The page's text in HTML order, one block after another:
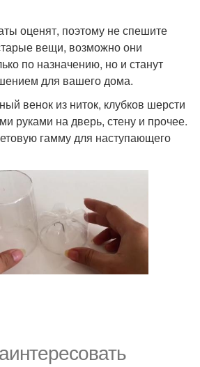
оценят, поэтому не спешите
вещи, возможно они
по назначению, но и станут
для вашего дома.
венок из ниток, клубков шерсти
руками на дверь, стену и прочее.
гамму для наступающего